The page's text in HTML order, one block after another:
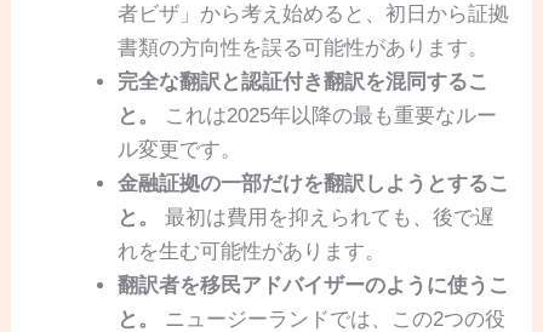
者ビザ」から考え始めると、初日から証拠
書類の方向性を誤る可能性があります。
完全な翻訳と認証付き翻訳を混同するこ
と。
これは2025年以降の最も重要なルー
ル変更です。
金融証拠の一部だけを翻訳しようとするこ
と。
最初は費用を抑えられても、後で遅
れを生む可能性があります。
翻訳者を移民アドバイザーのように使うこ
と。
ニュージーランドでは、この2つの役